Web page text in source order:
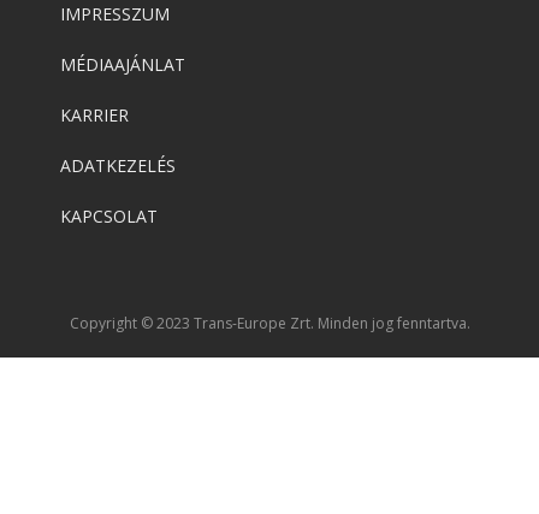
IMPRESSZUM
MÉDIAAJÁNLAT
KARRIER
ADATKEZELÉS
KAPCSOLAT
Copyright © 2023 Trans-Europe Zrt. Minden jog fenntartva.